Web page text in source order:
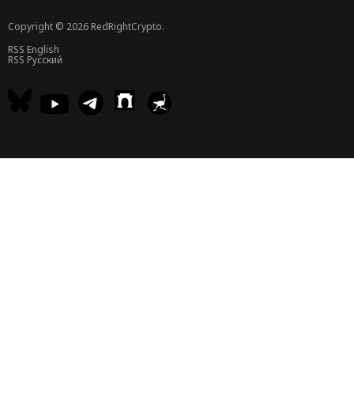
Copyright © 2026 RedRightCrypto.
RSS English
RSS Русский